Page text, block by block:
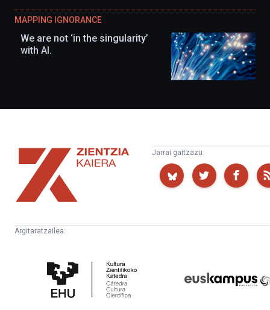
MAPPING IGNORANCE
We are not ‘in the singularity’
with AI.
Zientzia
Kaiera
Jarrai gaitzazu:
Argitaratzailea:
Zientifikoko
Katedra